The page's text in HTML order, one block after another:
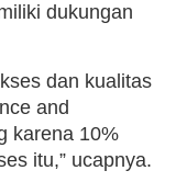
dukungan
dan kualitas
and
karena 10%
itu,” ucapnya.